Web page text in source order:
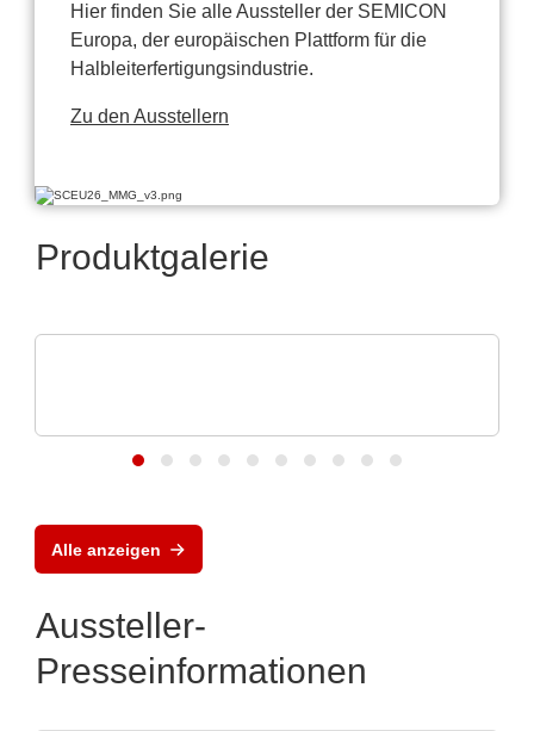
Hier finden Sie alle Aussteller der SEMICON
Europa, der europäischen Plattform für die
Halbleiterfertigungsindustrie.
Zu den Ausstellern
Produktgalerie
Alle anzeigen
Aussteller-
Presseinformationen